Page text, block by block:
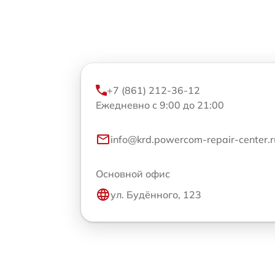
+7 (861) 212-36-12
Ежедневно с 9:00 до 21:00
info@krd.powercom-repair-
Основной офис
ул. Будённого, 123